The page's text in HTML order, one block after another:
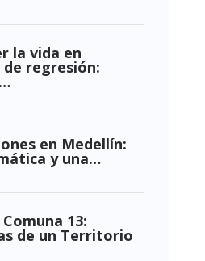
la vida en
regresión:
en Medellín:
y una…
13:
de un Territorio